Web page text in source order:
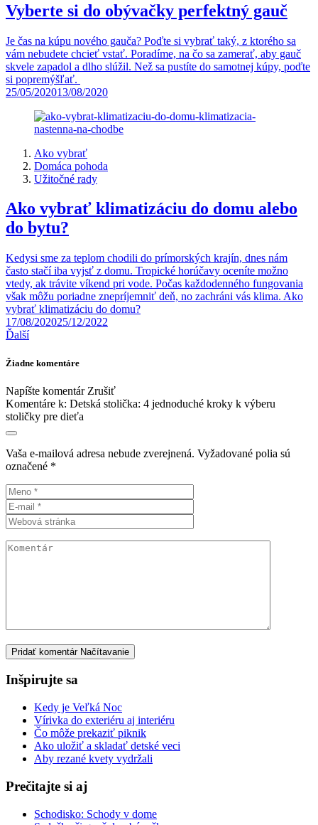
Vyberte si do obývačky perfektný gauč
Je čas na kúpu nového gauča? Poďte si vybrať taký, z ktorého sa
vám nebudete chcieť vstať. Poradíme, na čo sa zamerať, aby gauč
skvele zapadol a dlho slúžil. Než sa pustíte do samotnej kúpy, poďte
si popremýšľať.
25/05/202013/08/2020
Ako vybrať
Domáca pohoda
Užitočné rady
Ako vybrať klimatizáciu do domu alebo
do bytu?
Kedysi sme za teplom chodili do prímorských krajín, dnes nám
často stačí iba vyjsť z domu. Tropické horúčavy oceníte možno
vtedy, ak trávite víkend pri vode. Počas každodenného fungovania
však môžu poriadne znepríjemniť deň, no zachráni vás klima. Ako
vybrať klimatizáciu do domu?
17/08/202025/12/2022
Ďalší
Žiadne komentáre
Napíšte komentár Zrušiť
Komentáre k: Detská stolička: 4 jednoduché kroky k výberu
stoličky pre dieťa
Vaša e-mailová adresa nebude zverejnená. Vyžadované polia sú
označené *
Pridať komentár Načítavanie
Inšpirujte sa
Kedy je Veľká Noc
Vírivka do exteriéru aj interiéru
Čo môže prekaziť piknik
Ako uložiť a skladať detské veci
Aby rezané kvety vydržali
Prečitajte si aj
Schodisko: Schody v dome